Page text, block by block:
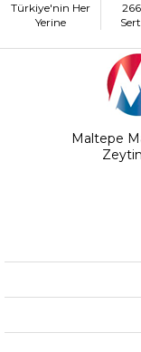
Türkiye'nin Her
Yerine
Maltepe